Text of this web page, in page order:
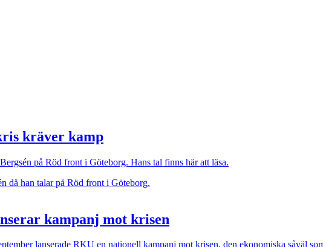
kräver kamp
på Röd front i Göteborg. Hans tal finns här att läsa.
kampanj mot krisen
lanserade RKU en nationell kampanj mot krisen, den ekonomiska såväl